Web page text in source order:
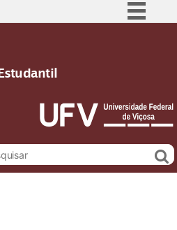
Acesso à informação
Legislação
Canais